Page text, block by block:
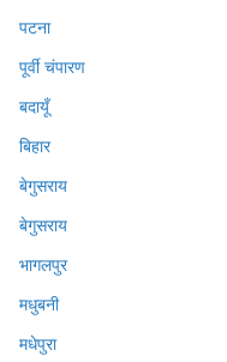
पटना
पूर्वी चंपारण
बदायूँ
बिहार
बेगुसराय
बेगुसराय
भागलपुर
मधुबनी
मधेपुरा